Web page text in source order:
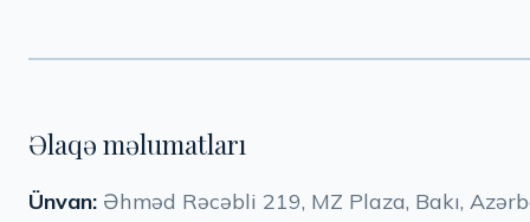
Əlaqə məlumatları
Ünvan: Əhməd Rəcəbli 219, MZ Plaza, Bakı,